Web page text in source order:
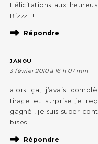
Félicitations aux
Bizzz !!!
Répondre
JANOU
3 février 2010 à 16 h 07 min
alors ça, j’avais
tirage et surprise je
gagné ! je suis super
bises.
Répondre